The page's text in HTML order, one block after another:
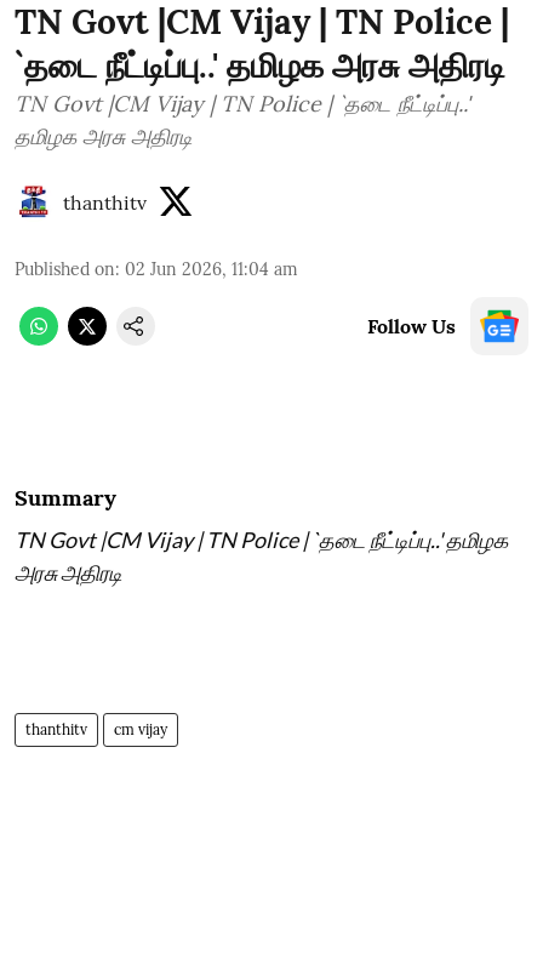
TN Govt |CM Vijay | TN Police |
`தடை நீட்டிப்பு..' தமிழக அரசு அதிரடி
TN Govt |CM Vijay | TN Police | `தடை நீட்டிப்பு..'
தமிழக அரசு அதிரடி
thanthitv
Published on: 02 Jun 2026, 11:04 am
Follow Us
Summary
TN Govt |CM Vijay | TN Police | `தடை நீட்டிப்பு..' தமிழக
அரசு அதிரடி
thanthitv cm vijay